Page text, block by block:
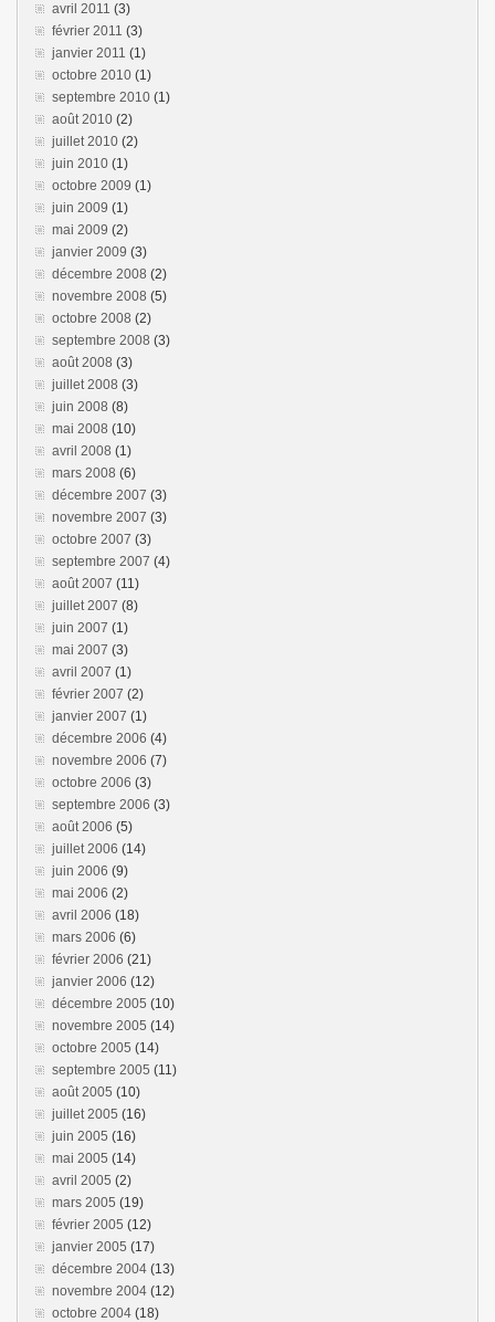
avril 2011 (3)
février 2011 (3)
janvier 2011 (1)
octobre 2010 (1)
septembre 2010 (1)
août 2010 (2)
juillet 2010 (2)
juin 2010 (1)
octobre 2009 (1)
juin 2009 (1)
mai 2009 (2)
janvier 2009 (3)
décembre 2008 (2)
novembre 2008 (5)
octobre 2008 (2)
septembre 2008 (3)
août 2008 (3)
juillet 2008 (3)
juin 2008 (8)
mai 2008 (10)
avril 2008 (1)
mars 2008 (6)
décembre 2007 (3)
novembre 2007 (3)
octobre 2007 (3)
septembre 2007 (4)
août 2007 (11)
juillet 2007 (8)
juin 2007 (1)
mai 2007 (3)
avril 2007 (1)
février 2007 (2)
janvier 2007 (1)
décembre 2006 (4)
novembre 2006 (7)
octobre 2006 (3)
septembre 2006 (3)
août 2006 (5)
juillet 2006 (14)
juin 2006 (9)
mai 2006 (2)
avril 2006 (18)
mars 2006 (6)
février 2006 (21)
janvier 2006 (12)
décembre 2005 (10)
novembre 2005 (14)
octobre 2005 (14)
septembre 2005 (11)
août 2005 (10)
juillet 2005 (16)
juin 2005 (16)
mai 2005 (14)
avril 2005 (2)
mars 2005 (19)
février 2005 (12)
janvier 2005 (17)
décembre 2004 (13)
novembre 2004 (12)
octobre 2004 (18)